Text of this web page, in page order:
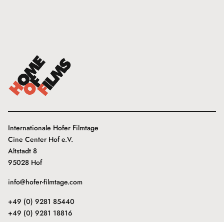
Internationale Hofer Filmtage
Cine Center Hof e.V.
Altstadt 8
95028 Hof
info@hofer-filmtage.com
+49 (0) 9281 85440
+49 (0) 9281 18816